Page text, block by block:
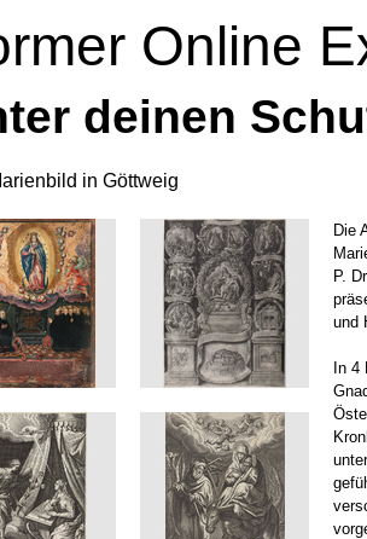
Online
deinen
in Göttweig
Die
P.
und
In 4